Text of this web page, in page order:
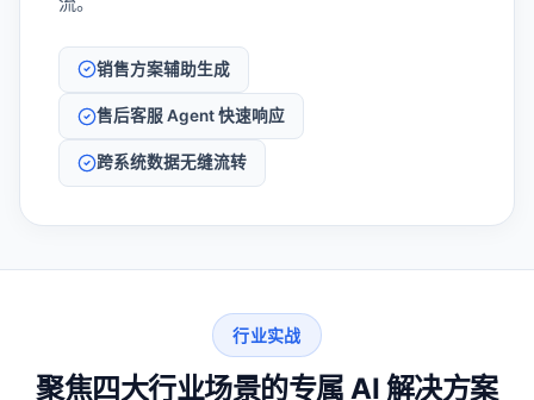
销售方案辅助生成
售后客服 Agent 快速响应
跨系统数据无缝流转
行业实战
聚焦四大行业场景的专属 AI 解决方案